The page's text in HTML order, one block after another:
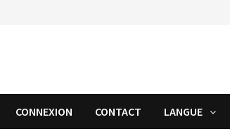
CONNEXION CONTACT LANGUE